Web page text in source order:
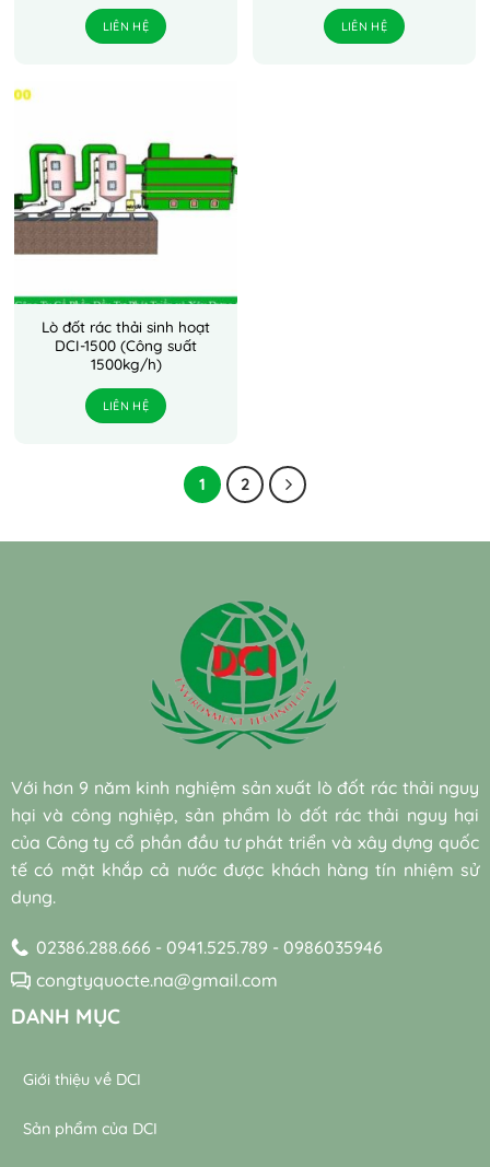
LIÊN HỆ LIÊN HỆ
Lò đốt rác thải sinh hoạt
DCI-1500 (Công suất
1500kg/h)
LIÊN HỆ
1 2
Với hơn 9 năm kinh nghiệm sản xuất lò đốt rác thải nguy
hại và công nghiệp, sản phẩm lò đốt rác thải nguy hại
của Công ty cổ phần đầu tư phát triển và xây dựng quốc
tế có mặt khắp cả nước được khách hàng tín nhiệm sử
dụng.
02386.288.666 - 0941.525.789 - 0986035946
congtyquocte.na@gmail.com
DANH MỤC
Giới thiệu về DCI
Sản phẩm của DCI